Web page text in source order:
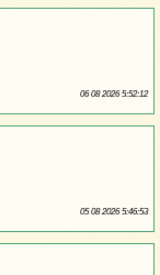
06 08 2026 5:52:12
05 08 2026 5:46:53